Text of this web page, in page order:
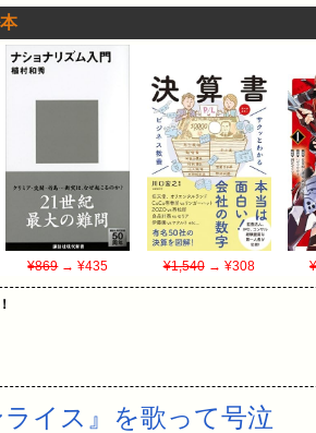
¥869→ ¥435 ¥1,540→ ¥308
イス』を歌って号泣